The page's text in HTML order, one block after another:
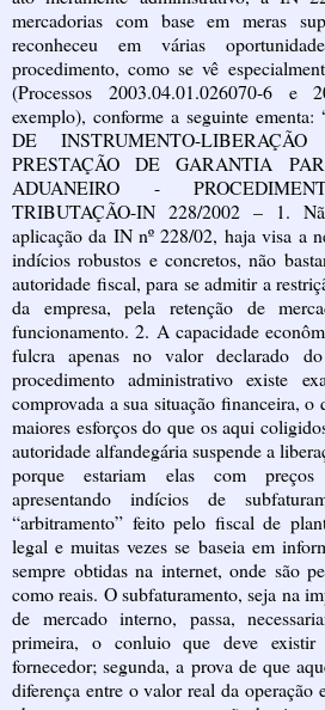
mercadorias com base em meras
reconheceu em várias
procedimento, como se vê
(Processos 2003.04.01.026070-6 e
exemplo), conforme a seguinte
DE INSTRUMENTO-
PRESTAÇÃO DE GARANTIA
ADUANEIRO -
TRIBUTAÇÃO-IN 228/2002 – 1.
aplicação da IN nº 228/02, haja visa a
indícios robustos e concretos, não
autoridade fiscal, para se admitir a
da empresa, pela retenção de
funcionamento. 2. A capacidade
fulcra apenas no valor declarado
procedimento administrativo existe
comprovada a sua situação financeira, o
maiores esforços do que os aqui
autoridade alfandegária suspende a
porque estariam elas com
apresentando indícios de
“arbitramento” feito pelo fiscal de
legal e muitas vezes se baseia em
sempre obtidas na internet, onde são
como reais. O subfaturamento, seja na
de mercado interno, passa,
primeira, o conluio que deve
fornecedor; segunda, a prova de que
diferença entre o valor real da operação